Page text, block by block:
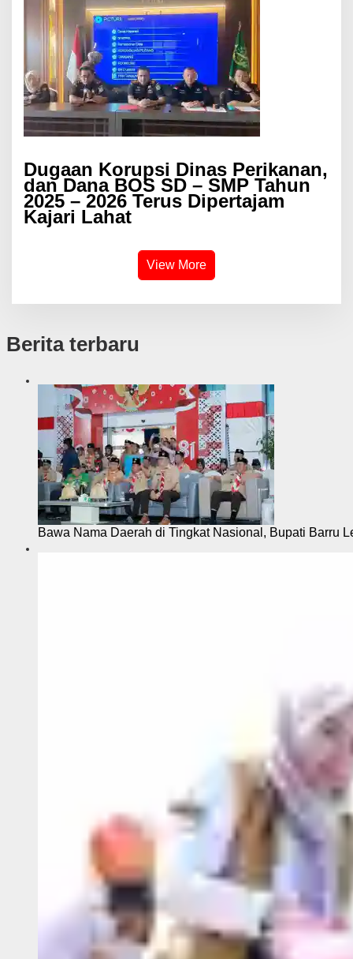
Dugaan Korupsi Dinas Perikanan,
dan Dana BOS SD – SMP Tahun
2025 – 2026 Terus Dipertajam
Kajari Lahat
View More
Berita terbaru
Bawa Nama Daerah di Tingkat Nasional, Bupati Barru